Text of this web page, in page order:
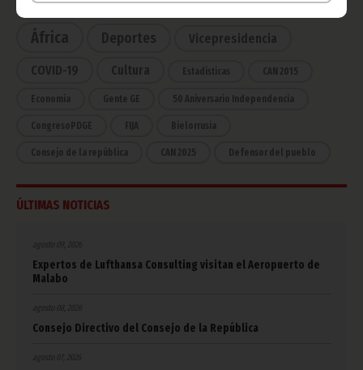
África
Deportes Vicepresidencia
COVID-19 Cultura Estadísticas CAN 2015
Economía Gente GE 50 Aniversario Independencia
CongresoPDGE FIJA Bielorrusia
Consejo de la república CAN 2025 Defensor del pueblo
ÚLTIMAS NOTICIAS
agosto 09, 2026
Expertos de Lufthansa Consulting visitan el Aeropuerto de
Malabo
Consejo Directivo del Consejo de la República
agosto 07, 2026